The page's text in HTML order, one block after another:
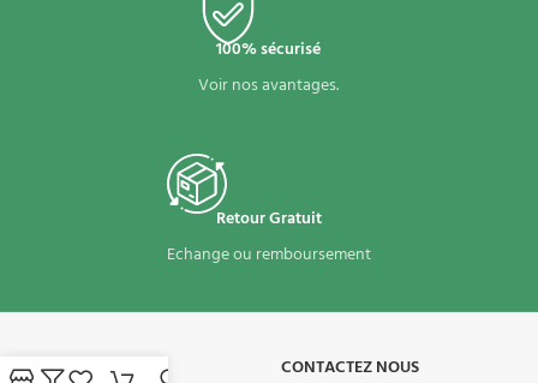
100% sécurisé
Voir nos avantages.
Retour Gratuit
Echange ou remboursement
À PROPOS​ CONTACTEZ NOUS